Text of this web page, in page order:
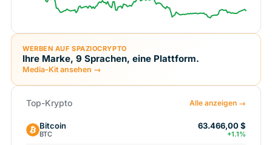
WERBEN AUF SPAZIOCRYPTO
Ihre Marke, 9 Sprachen, eine Plattform.
Media-Kit ansehen →
Top-Krypto Alle anzeigen →
Bitcoin
BTC
63.466,00 $
+1.1%